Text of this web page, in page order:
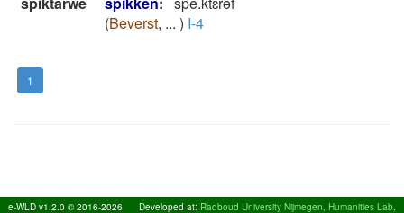
(Beverst, ... ) I-4
1
e-WLD v1.2.0 © 2016-2026 Developed at: Radboud University Nijmegen, Humanities Lab,